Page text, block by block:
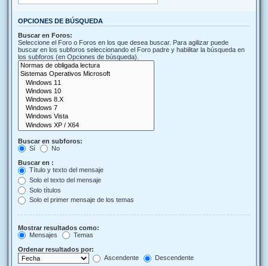
OPCIONES DE BÚSQUEDA
Buscar en Foros:
Seleccione el Foro o Foros en los que desea buscar. Para agilizar puede
buscar en los subforos seleccionando el Foro padre y habilitar la búsqueda en
los subforos (en Opciones de búsqueda).
Buscar en subforos:
Sí
No
Buscar en :
Título y texto del mensaje
Solo el texto del mensaje
Solo títulos
Solo el primer mensaje de los temas
Mostrar resultados como:
Mensajes
Temas
Ordenar resultados por:
Ascendente
Descendente